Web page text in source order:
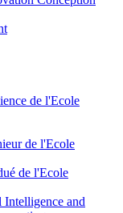
de l'Ecole
de l'Ecole
de l'Ecole
and